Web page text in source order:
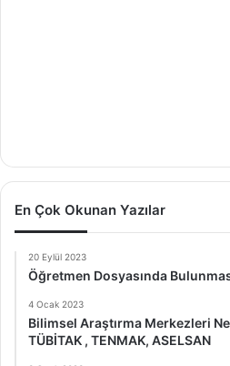
En Çok Okunan Yazılar
20 Eylül 2023
Öğretmen Dosyasında
4 Ocak 2023
Bilimsel Araştırma Merkezleri
TÜBİTAK , TENMAK, ASELSAN